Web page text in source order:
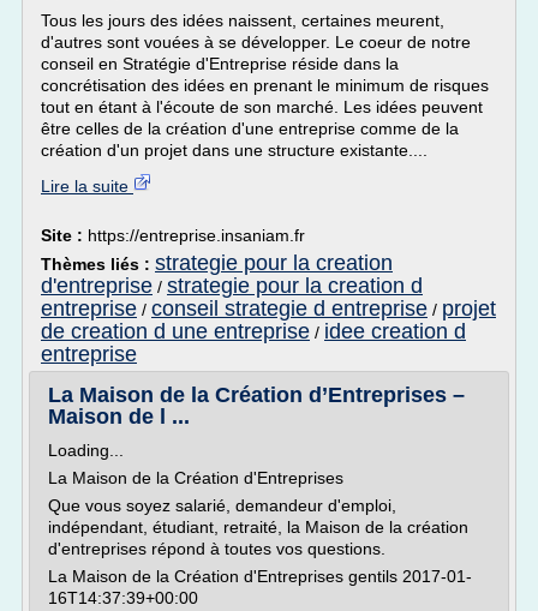
Tous les jours des idées naissent, certaines meurent,
d'autres sont vouées à se développer. Le coeur de notre
conseil en Stratégie d'Entreprise réside dans la
concrétisation des idées en prenant le minimum de risques
tout en étant à l'écoute de son marché. Les idées peuvent
être celles de la création d'une entreprise comme de la
création d'un projet dans une structure existante....
Lire la suite
Site : https://entreprise.insaniam.fr
Thèmes liés : strategie pour la creation
d'entreprise / strategie pour la creation d
entreprise / conseil strategie d entreprise / projet
de creation d une entreprise / idee creation d
entreprise
La Maison de la Création d’Entreprises –
Maison de l ...
Loading...
La Maison de la Création d'Entreprises
Que vous soyez salarié, demandeur d'emploi,
indépendant, étudiant, retraité, la Maison de la création
d'entreprises répond à toutes vos questions.
La Maison de la Création d'Entreprises gentils 2017-01-
16T14:37:39+00:00